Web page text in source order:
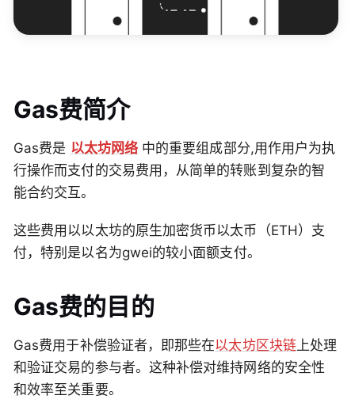
Gas费简介
Gas费是 以太坊网络中的重要组成部分,用作用户为执
行操作而支付的交易费用，从简单的转账到复杂的智
能合约交互。
这些费用以以太坊的原生加密货币以太币（ETH）支
付，特别是以名为gwei的较小面额支付。
Gas费的目的
Gas费用于补偿验证者，即那些在以太坊区块链上处理
和验证交易的参与者。这种补偿对维持网络的安全性
和效率至关重要。